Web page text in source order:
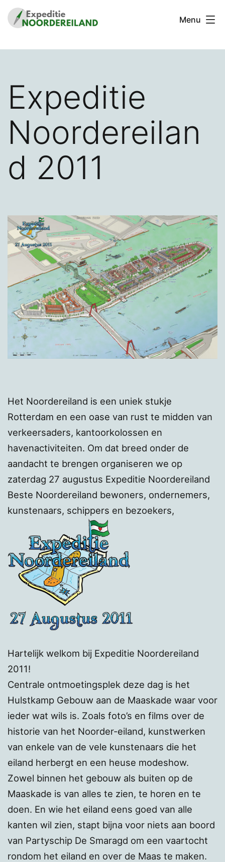
naar
Menu
Expeditie
Noordereilan
d 2011
Het Noordereiland is een uniek stukje
Rotterdam en een oase van rust te midden van
verkeersaders, kantoorkolossen en
havenactiviteiten. Om dat breed onder de
aandacht te brengen organiseren we op
zaterdag 27 augustus Expeditie Noordereiland
Beste Noordereiland bewoners, ondernemers,
kunstenaars, schippers en bezoekers,
Hartelijk welkom bij Expeditie Noordereiland
2011!
Centrale ontmoetingsplek deze dag is het
Hulstkamp Gebouw aan de Maaskade waar voor
ieder wat wils is. Zoals foto’s en films over de
historie van het Noorder-eiland, kunstwerken
van enkele van de vele kunstenaars die het
eiland herbergt en een heuse modeshow.
Zowel binnen het gebouw als buiten op de
Maaskade is van alles te zien, te horen en te
doen. En wie het eiland eens goed van alle
kanten wil zien, stapt bijna voor niets aan boord
van Partyschip De Smaragd om een vaartocht
rondom het eiland en over de Maas te maken.